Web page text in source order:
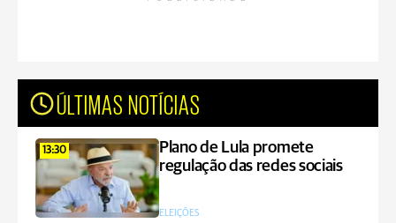
ÚLTIMAS NOTÍCIAS
13:30
Plano de Lula promete
regulação das redes sociais
ELEIÇÕES